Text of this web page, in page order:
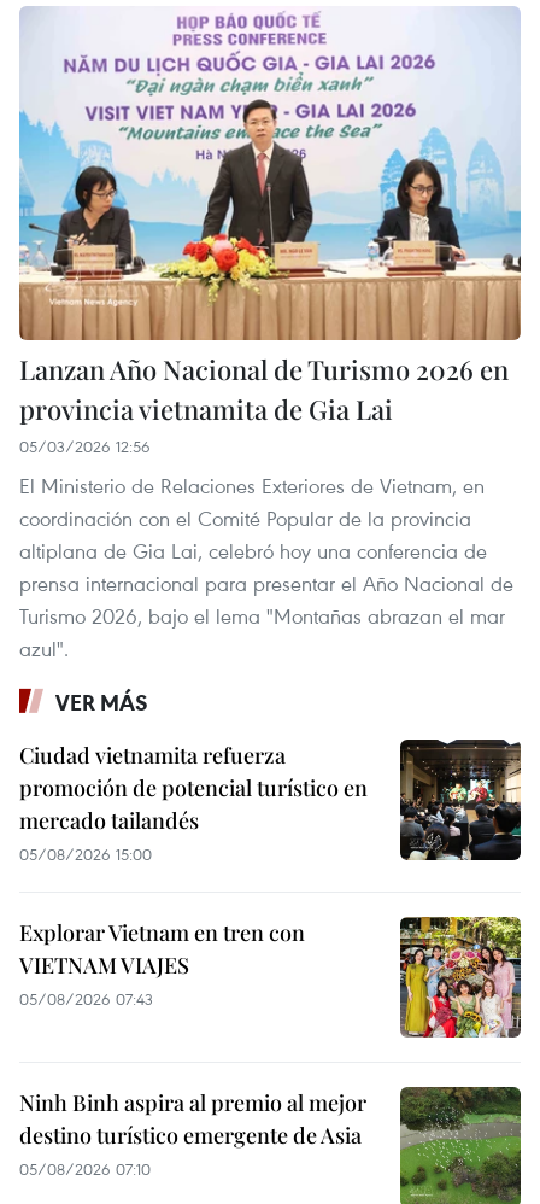
Lanzan Año Nacional de Turismo 2026 en
provincia vietnamita de Gia Lai
05/03/2026 12:56
El Ministerio de Relaciones Exteriores de Vietnam, en
coordinación con el Comité Popular de la provincia
altiplana de Gia Lai, celebró hoy una conferencia de
prensa internacional para presentar el Año Nacional de
Turismo 2026, bajo el lema "Montañas abrazan el mar
azul".
VER MÁS
Ciudad vietnamita refuerza
promoción de potencial turístico en
mercado tailandés
05/08/2026 15:00
Explorar Vietnam en tren con
VIETNAM VIAJES
05/08/2026 07:43
Ninh Binh aspira al premio al mejor
destino turístico emergente de Asia
05/08/2026 07:10